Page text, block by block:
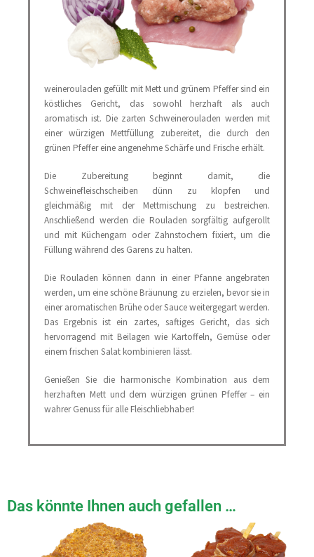
weinerouladen gefüllt mit Mett und grünem Pfeffer sind ein
köstliches Gericht, das sowohl herzhaft als auch
aromatisch ist. Die zarten Schweinerouladen werden mit
einer würzigen Mettfüllung zubereitet, die durch den
grünen Pfeffer eine angenehme Schärfe und Frische erhält.
Die Zubereitung beginnt damit, die
Schweinefleischscheiben dünn zu klopfen und
gleichmäßig mit der Mettmischung zu bestreichen.
Anschließend werden die Rouladen sorgfältig aufgerollt
und mit Küchengarn oder Zahnstochern fixiert, um die
Füllung während des Garens zu halten.
Die Rouladen können dann in einer Pfanne angebraten
werden, um eine schöne Bräunung zu erzielen, bevor sie in
einer aromatischen Brühe oder Sauce weitergegart werden.
Das Ergebnis ist ein zartes, saftiges Gericht, das sich
hervorragend mit Beilagen wie Kartoffeln, Gemüse oder
einem frischen Salat kombinieren lässt.
Genießen Sie die harmonische Kombination aus dem
herzhaften Mett und dem würzigen grünen Pfeffer – ein
wahrer Genuss für alle Fleischliebhaber!
Das könnte Ihnen auch gefallen …